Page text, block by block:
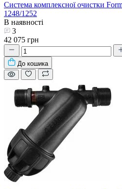
Система комплексної очистки
1248/1252
В наявності
3
42 075 грн
До кошика